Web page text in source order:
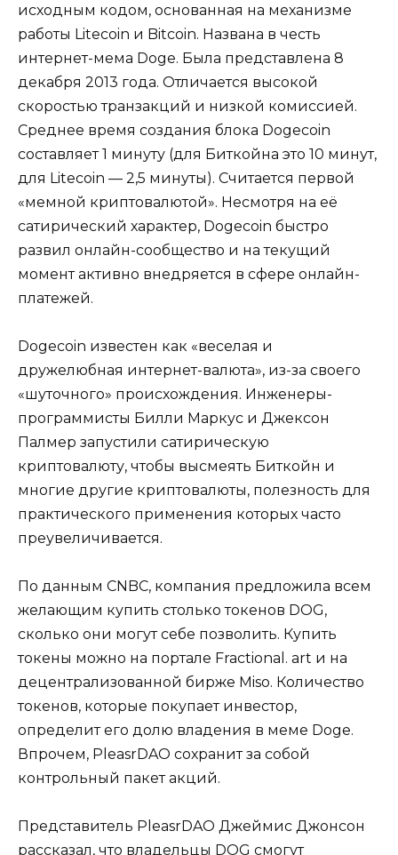
исходным кодом, основанная на механизме
работы Litecoin и Bitcoin. Названа в честь
интернет-мема Doge. Была представлена 8
декабря 2013 года. Отличается высокой
скоростью транзакций и низкой комиссией.
Среднее время создания блока Dogecoin
составляет 1 минуту (для Биткойна это 10 минут,
для Litecoin — 2,5 минуты). Считается первой
«мемной криптовалютой». Несмотря на её
сатирический характер, Dogecoin быстро
развил онлайн-сообщество и на текущий
момент активно внедряется в сфере онлайн-
платежей.
Dogecoin известен как «веселая и
дружелюбная интернет-валюта», из-за своего
«шуточного» происхождения. Инженеры-
программисты Билли Маркус и Джексон
Палмер запустили сатирическую
криптовалюту, чтобы высмеять Биткойн и
многие другие криптовалюты, полезность для
практического применения которых часто
преувеличивается.
По данным CNBC, компания предложила всем
желающим купить столько токенов DOG,
сколько они могут себе позволить. Купить
токены можно на портале Fractional. art и на
децентрализованной бирже Miso. Количество
токенов, которые покупает инвестор,
определит его долю владения в меме Doge.
Впрочем, PleasrDAO сохранит за собой
контрольный пакет акций.
Представитель PleasrDAO Джеймис Джонсон
рассказал, что владельцы DOG смогут